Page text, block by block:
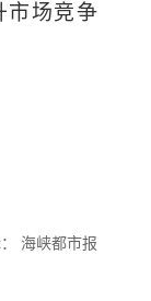
市场竞争
海峡都市报